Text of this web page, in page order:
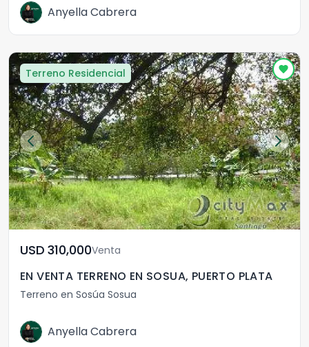
Anyella Cabrera
Terreno Residencial
USD	310,000Venta
EN VENTA TERRENO EN SOSUA, PUERTO PLATA
Terreno en Sosúa Sosua
Anyella Cabrera